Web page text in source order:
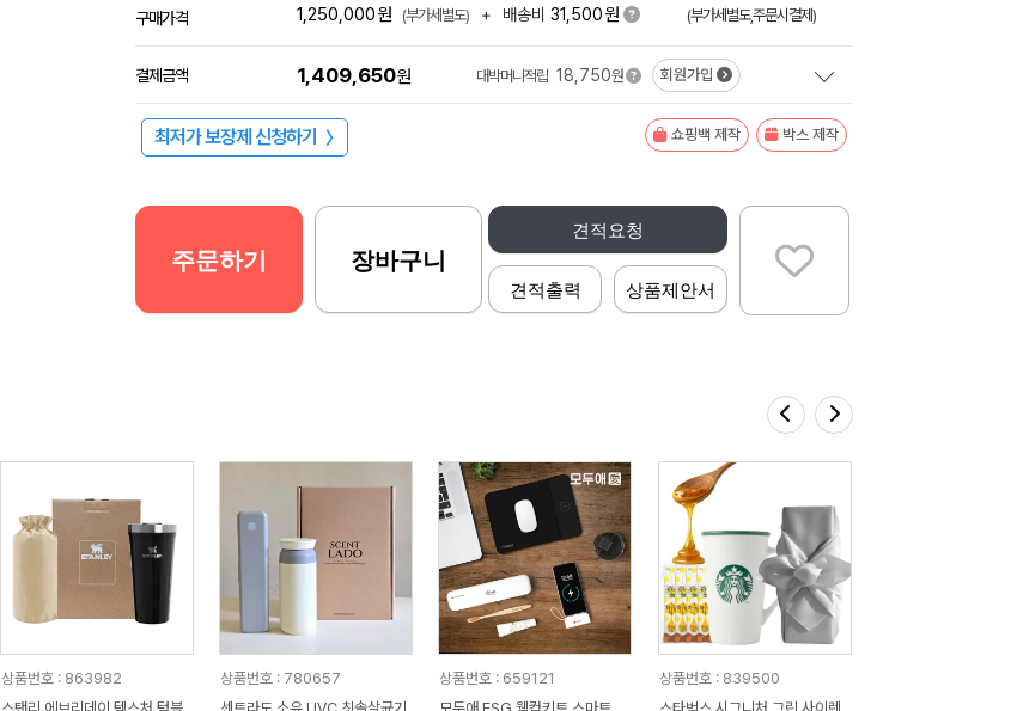
구매가격 1,250,000원 (부가세별도) + 배송비 31,500원 (부가세별도,주문시결제)
결제금액 1,409,650원 대박머니적립 18,750원 회원가입
최저가 보장제 신청하기 〉 쇼핑백 제작 박스 제작
견적요청
견적출력 상품제안서
주문하기 장바구니
상품번호 : 863982
상품번호 : 780657
상품번호 : 659121
상품번호 : 839500